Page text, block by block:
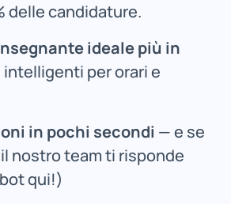
delle candidature.
ideale più in
per orari e
in pochi secondi — e se
nostro team ti risponde
qui!)